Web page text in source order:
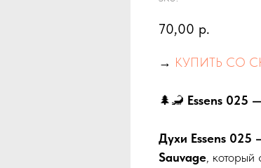
70,00 р.
→ КУПИТЬ СО
🌲🦂 Essens 025
Духи Essens 025
Sauvage, который